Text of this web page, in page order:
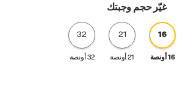
غيّر حجم وجبتك
16
16 أونصة
21
21 أونصة
32
32 أونصة